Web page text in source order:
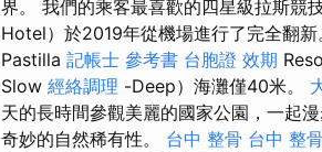
界。 我們的乘客最喜歡的四星級拉斯競
Hotel）於2019年從機場進行了完全翻新
Pastilla 記帳士 參考書 台胞證 效期
Slow 經絡調理 -Deep）海灘僅40米。
天的長時間參觀美麗的國家公園，一起
奇妙的自然稀有性。 台中 整骨 台中 整